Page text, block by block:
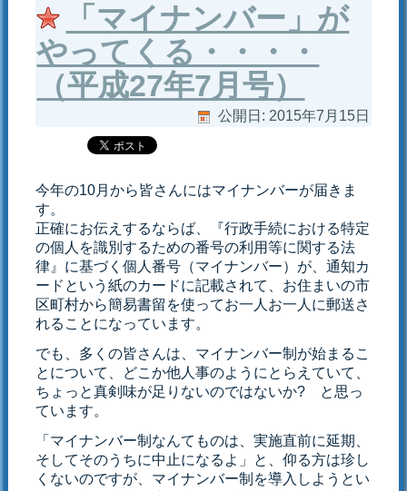
「マイナンバー」が
やってくる・・・・
（平成27年7月号）
公開日: 2015年7月15日
今年の10月から皆さんにはマイナンバーが届きま
す。
正確にお伝えするならば、『行政手続における特定
の個人を識別するための番号の利用等に関する法
律』に基づく個人番号（マイナンバー）が、通知カ
ードという紙のカードに記載されて、お住まいの市
区町村から簡易書留を使ってお一人お一人に郵送さ
れることになっています。
でも、多くの皆さんは、マイナンバー制が始まるこ
とについて、どこか他人事のようにとらえていて、
ちょっと真剣味が足りないのではないか? と思っ
ています。
「マイナンバー制なんてものは、実施直前に延期、
そしてそのうちに中止になるよ」と、仰る方は珍し
くないのですが、マイナンバー制を導入しようとい